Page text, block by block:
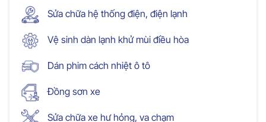
Sửa chữa hệ thống điện, điện lạnh
Vệ sinh dàn lạnh khử mùi điều hòa
Dán phim cách nhiệt ô tô
Đồng sơn xe
Sửa chữa xe hư hỏng, va chạm